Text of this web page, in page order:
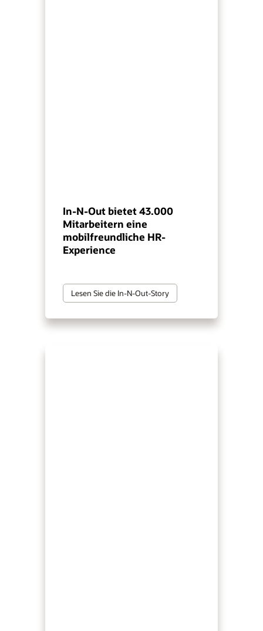
In-N-Out bietet 43.000
Mitarbeitern eine
mobilfreundliche HR-
Experience
Lesen Sie die In-N-Out-Story